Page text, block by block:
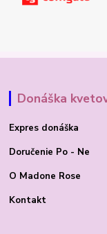
Donáška
Expres donáška
Doručenie Po - Ne
O Madone Rose
Kontakt